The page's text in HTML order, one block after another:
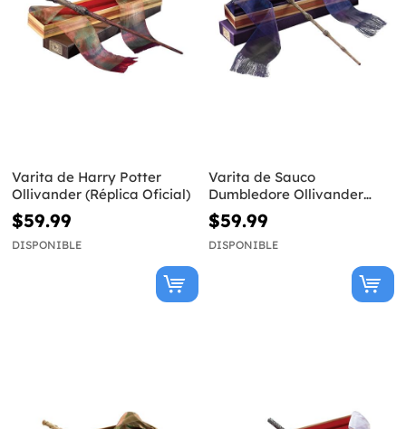
Varita de Harry Potter
Ollivander (Réplica Oficial)
$59.99
DISPONIBLE
Varita de Sauco
Dumbledore Ollivander
(Réplica Oficial) - Harry
Potter
$59.99
DISPONIBLE